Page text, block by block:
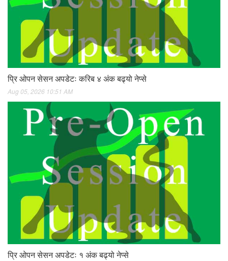
प्रि ओपन सेसन अपडेटः करिब ४ अंक बढ्यो नेप्से
Aug 05, 2026 10:51 AM
प्रि ओपन सेसन अपडेटः १ अंक बढ्यो नेप्से